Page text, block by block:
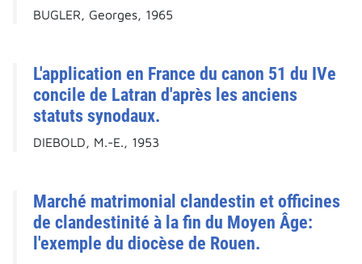
BUGLER, Georges, 1965
L'application en France du canon 51 du IVe
concile de Latran d'après les anciens
statuts synodaux.
DIEBOLD, M.-E., 1953
Marché matrimonial clandestin et officines
de clandestinité à la fin du Moyen Âge:
l'exemple du diocèse de Rouen.